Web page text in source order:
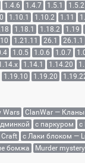
1.4.6 1.4.7 1.5.1 1.5.2
1.10.1 1.10.2 1.11
1.18.1 1.18.2 1.19
1.21.11 26.1 26.1.1
1.0.5 1.0.6 1.0.7
1.14.1 1.14.20
1.19.10 1.19.20
Wars ClanWar — Кланы
с паркуром с
Craft с Лаки блоком —
бомжа Murder